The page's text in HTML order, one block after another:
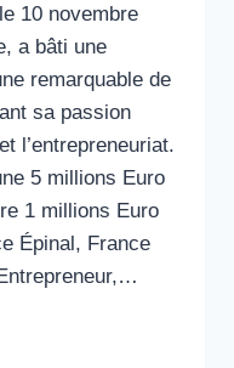
10 novembre
a bâti une
remarquable de
sa passion
l’entrepreneuriat.
5 millions Euro
1 millions Euro
Épinal, France